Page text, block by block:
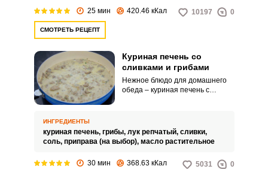
25 мин 420.46 кКал 10197 0
СМОТРЕТЬ РЕЦЕПТ
Куриная печень со
сливками и грибами
Нежное блюдо для домашнего
обеда – куриная печень с
ИНГРЕДИЕНТЫ
куриная печень, грибы, лук репчатый, сливки,
соль, приправа (на выбор), масло растительное
30 мин 368.63 кКал 5031 0